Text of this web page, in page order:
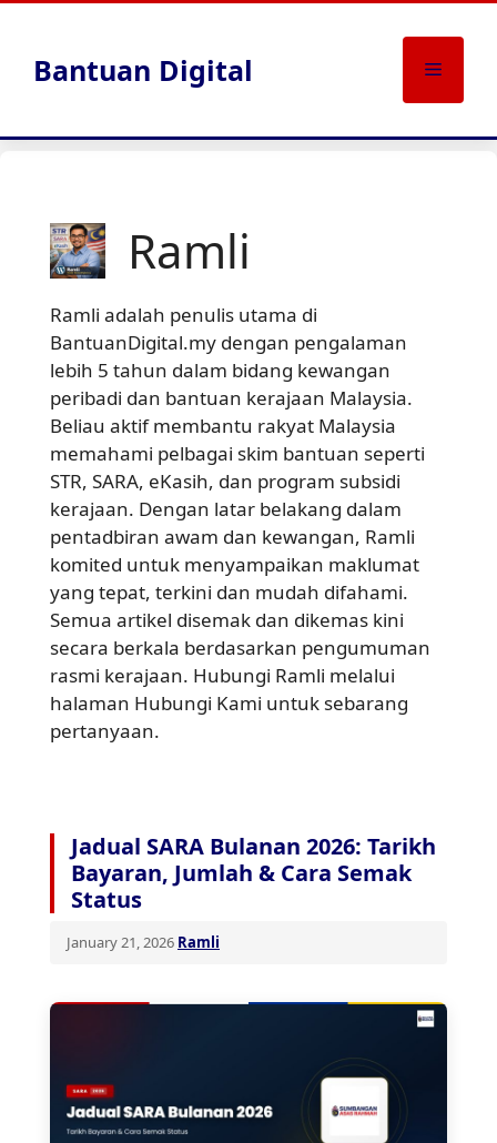
contentBantuan Digital Menu
Ramli
Ramli adalah penulis utama di
BantuanDigital.my dengan pengalaman
lebih 5 tahun dalam bidang kewangan
peribadi dan bantuan kerajaan Malaysia.
Beliau aktif membantu rakyat Malaysia
memahami pelbagai skim bantuan seperti
STR, SARA, eKasih, dan program subsidi
kerajaan. Dengan latar belakang dalam
pentadbiran awam dan kewangan, Ramli
komited untuk menyampaikan maklumat
yang tepat, terkini dan mudah difahami.
Semua artikel disemak dan dikemas kini
secara berkala berdasarkan pengumuman
rasmi kerajaan. Hubungi Ramli melalui
halaman Hubungi Kami untuk sebarang
pertanyaan.
Jadual SARA Bulanan 2026: Tarikh
Bayaran, Jumlah & Cara Semak
Status
January 21, 2026 Ramli